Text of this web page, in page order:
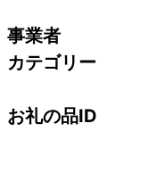
事業者
カテゴリー
お礼の品ID